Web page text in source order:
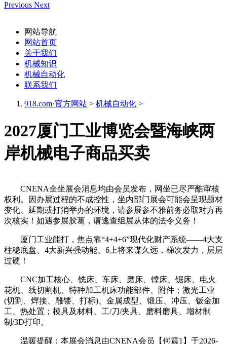
Previous Next
网站导航
网站首页
关于我们
机械知识
机械自动化
联系我们
918.com·官方网站 > 机械自动化 >
2027厦门工业博览会暨海峡两
岸机械电子商品买卖
CNENA全坐展会消息均由会员发布，网坐已尽严酷审核
权利。因办展过程的不成控性，坐内部门展会可能会呈现题材
变化、延期或打消举办的环境，请参展参不雅前务必取对方再
次核实！如遇参展胶葛，请逃查组展从体的法令义务！
厦门工业能打，焦点靠“4+4+6”现代化财产系统——4大支
柱稳底盘、4大新兴强动能、6上将来谋久远，梯次发力，层层
过硬！
CNC加工核心、铣床、车床、磨床、镗床、锯床、电火
花机、线切割机、特种加工机床功能部件、附件；激光工业
(切割、焊接、雕镂、打标)、金属成型、锻压、冲压、钣金加
工、热处置；模具及材料、工/刀/夹具、磨料磨具、增材制
制/3D打印。
温暖提醒：本展会消息由CNENA会员【何震1】于2026-